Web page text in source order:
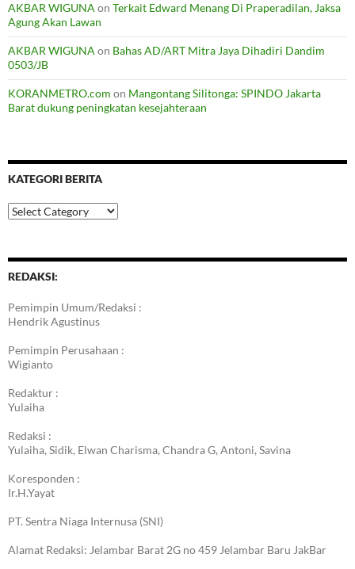
AKBAR WIGUNA on Terkait Edward Menang Di Praperadilan, Jaksa
Agung Akan Lawan
AKBAR WIGUNA on Bahas AD/ART Mitra Jaya Dihadiri Dandim
0503/JB
KORANMETRO.com on Mangontang Silitonga: SPINDO Jakarta
Barat dukung peningkatan kesejahteraan
KATEGORI BERITA
Kategori
Berita
REDAKSI:
Pemimpin Umum/Redaksi :
Hendrik Agustinus
Pemimpin Perusahaan :
Wigianto
Redaktur :
Yulaiha
Redaksi :
Yulaiha, Sidik, Elwan Charisma, Chandra G, Antoni, Savina
Koresponden :
Ir.H.Yayat
PT. Sentra Niaga Internusa (SNI)
Alamat Redaksi: Jelambar Barat 2G no 459 Jelambar Baru JakBar